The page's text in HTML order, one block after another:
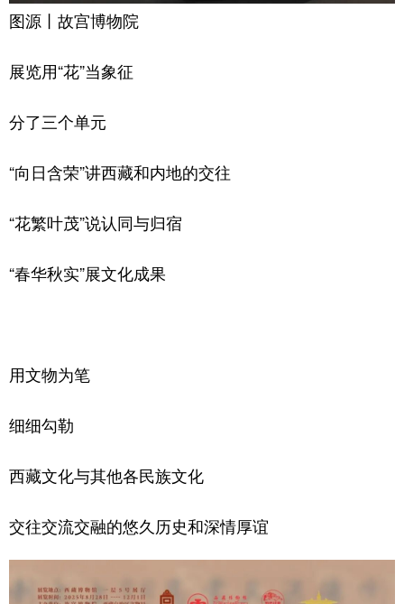
图源丨故宫博物院
展览用“花”当象征
分了三个单元
“向日含荣”讲西藏和内地的交往
“花繁叶茂”说认同与归宿
“春华秋实”展文化成果
用文物为笔
细细勾勒
西藏文化与其他各民族文化
交往交流交融的悠久历史和深情厚谊